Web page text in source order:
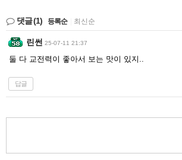
댓글(1) 등록순 최신순
린썬 25-07-11 21:37
둘 다 교전력이 좋아서 보는 맛이 있지..
답글